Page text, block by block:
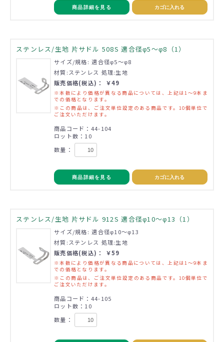
商品詳細を見る カゴに入れる
ステンレス/生地 片サドル 508S 適合径φ5～φ8（1）
サイズ/規格: 適合径φ5～φ8
材質:ステンレス 処理:生地
販売価格(税込)： ￥49
※本数により価格が異なる商品については、上記は1～9本ま
での価格となります。
※この商品は、ご注文単位設定のある商品です。10個単位で
ご注文いただけます。
商品コード：44-104
ロット数：10
数量：
商品詳細を見る カゴに入れる
ステンレス/生地 片サドル 912S 適合径φ10～φ13（1）
サイズ/規格: 適合径φ10～φ13
材質:ステンレス 処理:生地
販売価格(税込)： ￥59
※本数により価格が異なる商品については、上記は1～9本ま
での価格となります。
※この商品は、ご注文単位設定のある商品です。10個単位で
ご注文いただけます。
商品コード：44-105
ロット数：10
数量：